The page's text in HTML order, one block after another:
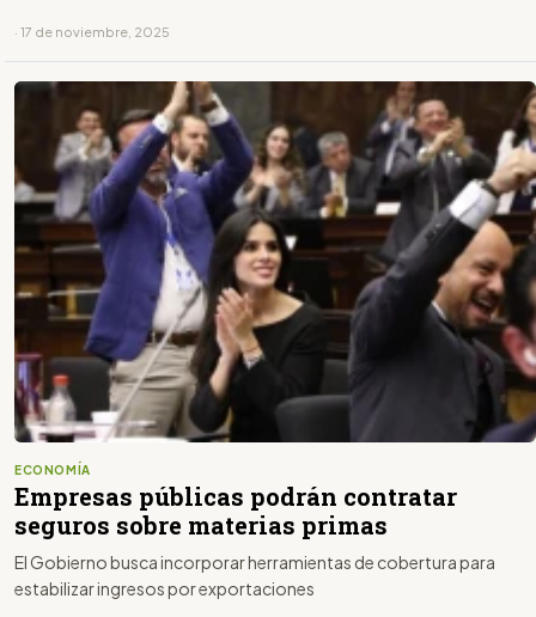
· 17 de noviembre, 2025
ECONOMÍA
Empresas públicas podrán contratar
seguros sobre materias primas
El Gobierno busca incorporar herramientas de cobertura para
estabilizar ingresos por exportaciones